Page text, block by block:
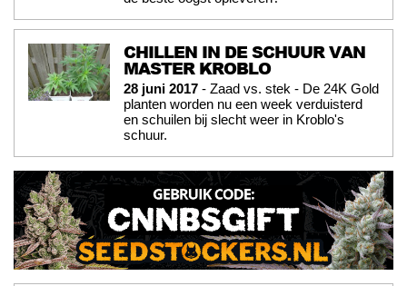
CHILLEN IN DE SCHUUR VAN
MASTER KROBLO
28 juni 2017 - Zaad vs. stek - De 24K Gold
planten worden nu een week verduisterd
en schuilen bij slecht weer in Kroblo's
schuur.